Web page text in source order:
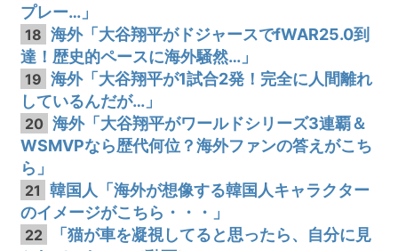
プレー…」
18 海外「大谷翔平がドジャースでfWAR25.0到
達！歴史的ペースに海外騒然…」
19 海外「大谷翔平が1試合2発！完全に人間離れ
しているんだが…」
20 海外「大谷翔平がワールドシリーズ3連覇＆
WSMVPなら歴代何位？海外ファンの答えがこち
ら」
21
韓国人「海外が想像する韓国人キャラクター
のイメージがこちら・・・」
22
「猫が車を凝視してると思ったら、自分に見